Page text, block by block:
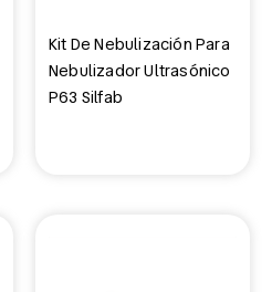
Kit De Nebulización Para
Nebulizador Ultrasónico
P63 Silfab